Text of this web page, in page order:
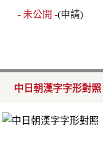
- 未公開 -(申請)
中日朝漢字字形對照